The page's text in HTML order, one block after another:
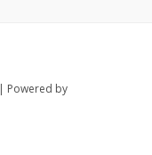
| Powered by